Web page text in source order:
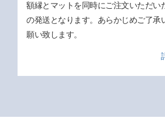
額縁とマットを同時にご注文いただい
の発送となります。あらかじめご了承
願い致します。